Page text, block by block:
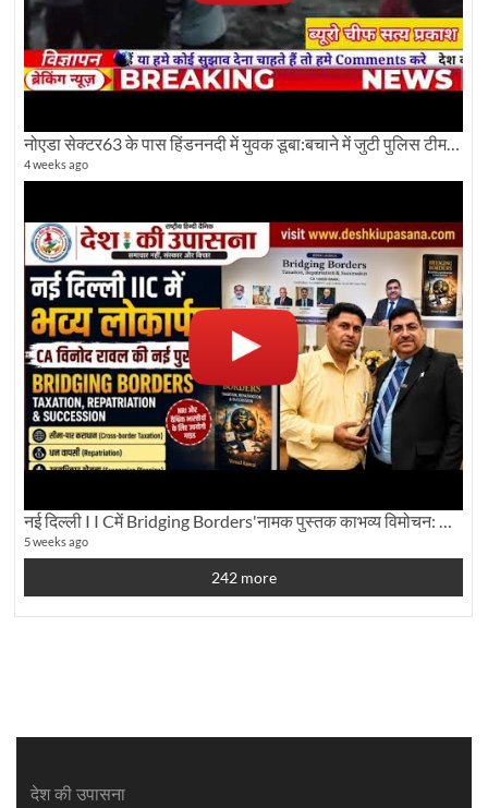
नोएडा सेक्टर63 के पास हिंडननदी में युवक डूबा:बचाने में जुटी पुलिस टीम: देखिए पूरी ग्राउंड रिपोर्टिंग
4 weeks ago
नई दिल्ली I I Cमें Bridging Borders'नामक पुस्तक काभव्य विमोचन: Dku ब्यूरो चीफ की ग्राउंड रिपोर्टिंग
5 weeks ago
242 more
देश की उपासना